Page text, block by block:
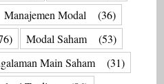
Manajemen Modal
(36)
Modal Saham
(53)
Main Saham
(31)